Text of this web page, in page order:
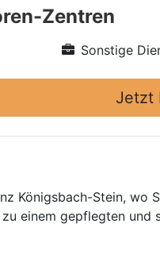
Zentren
Sonstige
Jetzt
Königsbach-Stein, wo
einem gepflegten